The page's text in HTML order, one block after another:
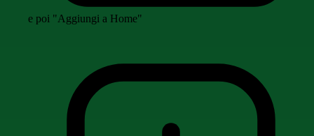
e poi "Aggiungi a Home"